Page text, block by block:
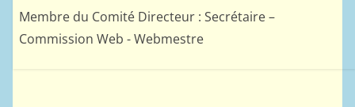
Membre du Comité Directeur : Secrétaire –
Commission Web - Webmestre